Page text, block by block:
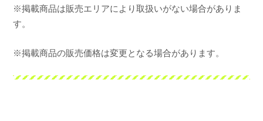
※掲載商品は販売エリアにより取扱いがない場合がありま
す。
※掲載商品の販売価格は変更となる場合があります。